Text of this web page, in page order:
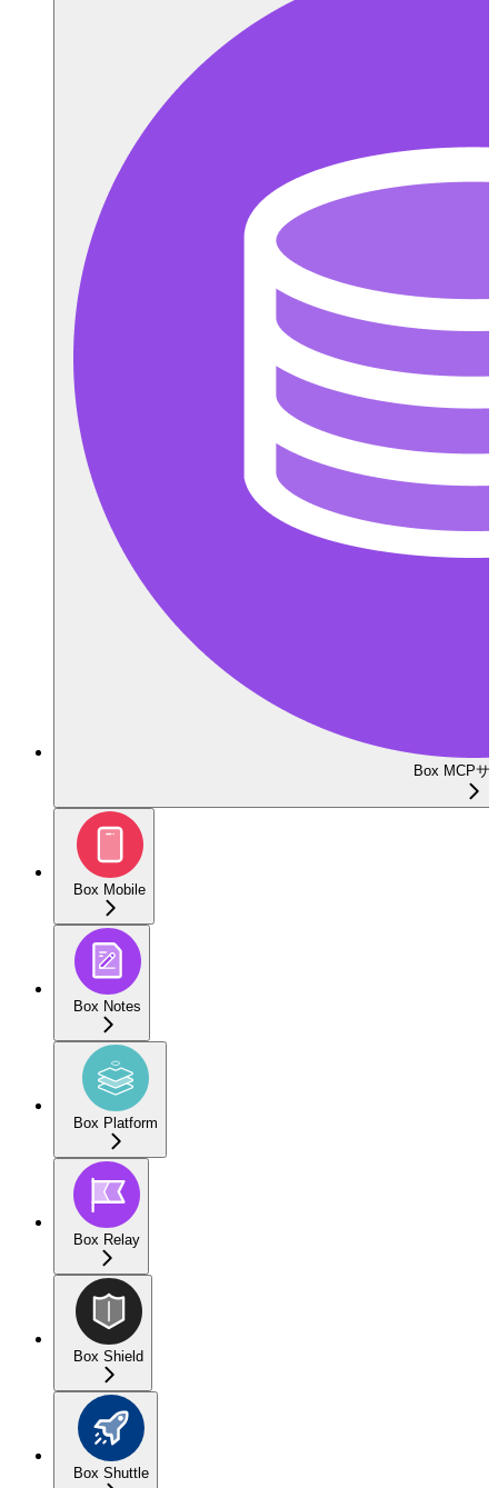
Box MCPサ
Box Mobile
Box Notes
Box Platform
Box Relay
Box Shield
Box Shuttle